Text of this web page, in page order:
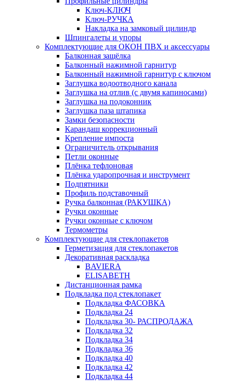
Ключ-КЛЮЧ
Ключ-РУЧКА
Накладка на замковый цилиндр
Шпингалеты и упоры
Комплектующие для ОКОН ПВХ и аксессуары
Балконная защёлка
Балконный нажимной гарнитур
Балконный нажимной гарнитур с ключом
Заглушка водоотводного канала
Заглушка на отлив (с двумя капиносами)
Заглушка на подоконник
Заглушка паза штапика
Замки безопасности
Карандаш коррекционный
Крепление импоста
Ограничитель открывания
Петли оконные
Плёнка тефлоновая
Плёнка ударопрочная и инструмент
Подпятники
Профиль подставочный
Ручка балконная (РАКУШКА)
Ручки оконные
Ручки оконные с ключом
Термометры
Комплектующие для стеклопакетов
Герметизация для стеклопакетов
Декоративная раскладка
BAVIERA
ELISABETH
Дистанционная рамка
Подкладка под стеклопакет
Подкладка ФАСОВКА
Подкладка 24
Подкладка 30- РАСПРОДАЖА
Подкладка 32
Подкладка 34
Подкладка 36
Подкладка 40
Подкладка 42
Подкладка 44